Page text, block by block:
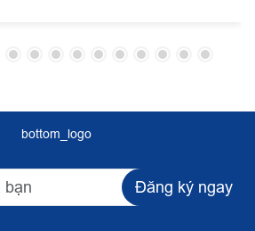
bottom_logo
Đăng ký ngay